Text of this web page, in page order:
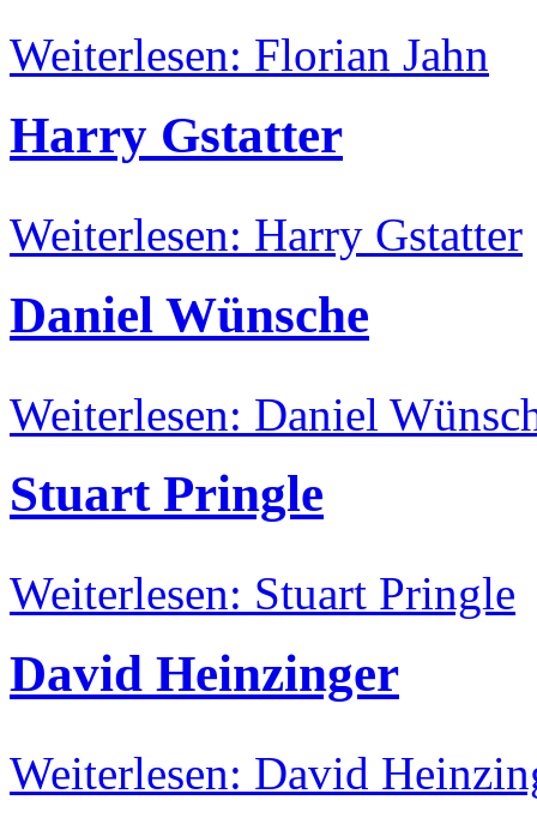
Weiterlesen: Florian Jahn
Harry Gstatter
Weiterlesen: Harry Gstatter
Daniel Wünsche
Weiterlesen: Daniel
Stuart Pringle
Weiterlesen: Stuart Pringle
David Heinzinger
Weiterlesen: David